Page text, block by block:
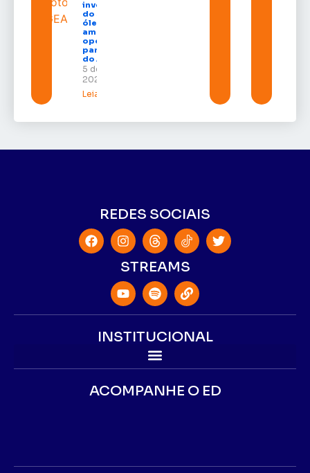
investidores
do setor de
óleo e gás e
amplia
oportunidades
para empresas
do Amapá
5 de agosto de
2026
Leia mais »
REDES SOCIAIS
STREAMS
INSTITUCIONAL
ACOMPANHE O ED